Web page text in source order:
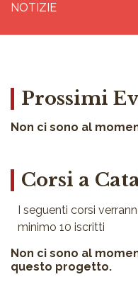
NOTIZIE
Prossimi
Non ci sono al
Corsi a
I seguenti corsi
minimo 10 iscritti
Non ci sono al
questo progetto.